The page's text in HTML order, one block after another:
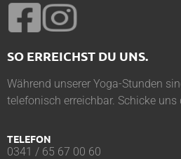
SO ERREICHST DU UNS.
Während unserer Yoga-Stunden
telefonisch erreichbar. Schicke
TELEFON
0341 / 65 67 00 60